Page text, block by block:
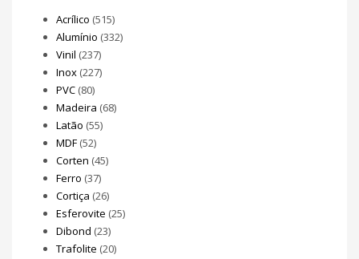
Acrílico (515)
Alumínio (332)
Vinil (237)
Inox (227)
PVC (80)
Madeira (68)
Latão (55)
MDF (52)
Corten (45)
Ferro (37)
Cortiça (26)
Esferovite (25)
Dibond (23)
Trafolite (20)